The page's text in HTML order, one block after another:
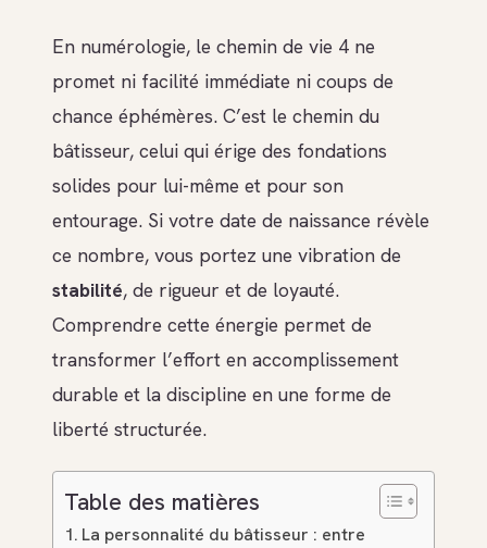
En numérologie, le chemin de vie 4 ne
promet ni facilité immédiate ni coups de
chance éphémères. C’est le chemin du
bâtisseur, celui qui érige des fondations
solides pour lui-même et pour son
entourage. Si votre date de naissance révèle
ce nombre, vous portez une vibration de
stabilité, de rigueur et de loyauté.
Comprendre cette énergie permet de
transformer l’effort en accomplissement
durable et la discipline en une forme de
liberté structurée.
Table des matières
La personnalité du bâtisseur : entre